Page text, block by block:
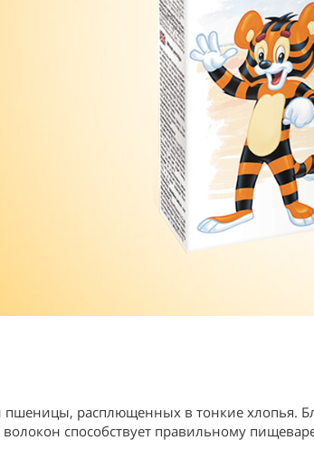
расплющенных в тонкие хлопья.
способствует правильному